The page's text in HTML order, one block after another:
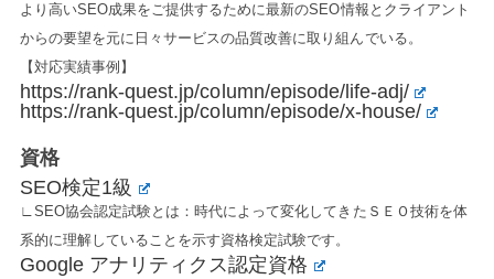
より高いSEO成果をご提供するために最新のSEO情報とクライアント
からの要望を元に日々サービスの品質改善に取り組んでいる。
【対応実績事例】
https://rank-quest.jp/column/episode/life-adj/
https://rank-quest.jp/column/episode/x-house/
資格
SEO検定1級
∟SEO協会認定試験とは：時代によって変化してきたＳＥＯ技術を体
系的に理解していることを示す資格検定試験です。
Google アナリティクス認定資格